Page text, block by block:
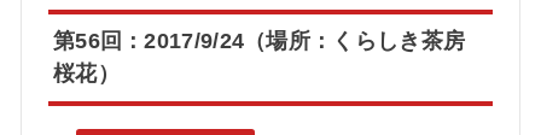
第56回：2017/9/24（場所：くらしき茶房
桜花）